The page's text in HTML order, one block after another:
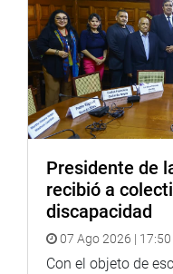
la población en
venideros en bien del
Por su lado, el
que se encuentra en
del departamento La
“Iniciamos esta
la problemática de
articulada en las
desarrollo y bienestar
OFICINA DE
Presidente de
recibió a
discapacidad
07 Ago 2026 | 17:50
Con el objeto de